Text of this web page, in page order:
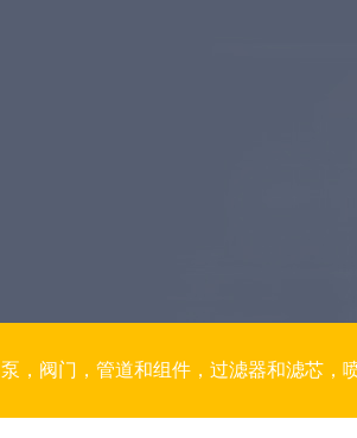
泵，阀门，管道和组件，过滤器和滤芯，